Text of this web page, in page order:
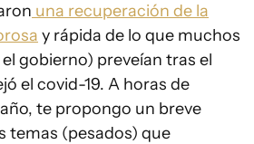
una recuperación de la
y rápida de lo que muchos
gobierno) preveían tras el
el covid-19. A horas de
te propongo un breve
temas (pesados) que